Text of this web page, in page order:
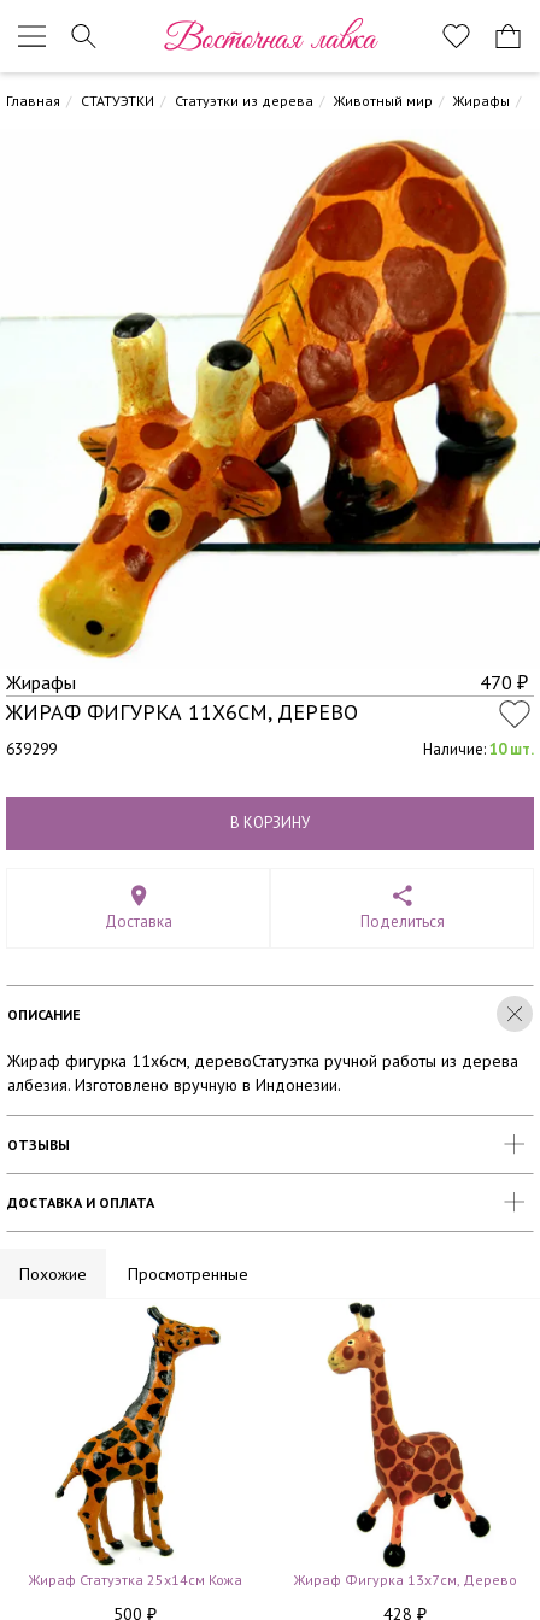
Восточная лавка
Главная СТАТУЭТКИ Статуэтки из дерева Животный мир Жирафы
Жирафы 470 ₽
ЖИРАФ ФИГУРКА 11Х6СМ, ДЕРЕВО
639299 Наличие:10 шт.
В КОРЗИНУ
Доставка Поделиться
ОПИСАНИЕ
Жираф фигурка 11х6см, деревоСтатуэтка ручной работы из дерева
албезия. Изготовлено вручную в Индонезии.
ОТЗЫВЫ
ДОСТАВКА И ОПЛАТА
Похожие Просмотренные
Жираф Статуэтка 25х14см Кожа
500 ₽
Жираф Фигурка 13х7см, Дерево
428 ₽